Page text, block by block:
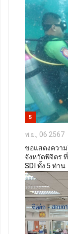
5
พ.ย., 06 2567
ขอแสดงควา
จังหวัดพิจิตร
SDI ทั้ง 5 ท่าน